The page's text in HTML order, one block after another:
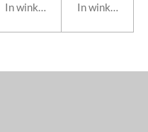
In winkelwagen In